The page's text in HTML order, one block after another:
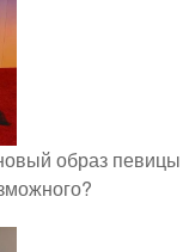
образ певицы